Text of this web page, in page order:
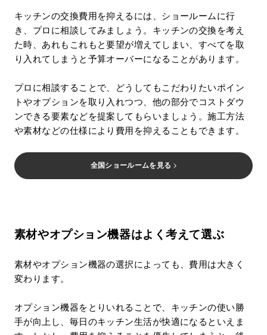
キッチンの交換費用を抑えるには、ショールームに行
き、プロに相談してみましょう。キッチンの交換を考え
た時、あれもこれもと要望が増えてしまい、すべてを取
り入れてしまうと予算オーバーになることがあります。
プロに相談することで、どうしてもこだわりたいポイン
トやオプションを取り入れつつ、他の部分でコストダウ
ンできる要素などを提案してもらいましょう。施工方法
や素材などの仕様により費用を抑えることもできます。
全国ショールームを見る
素材やオプション機器はよく考えて選ぶ
素材やオプション機器の選択によっても、費用は大きく
変わります。
オプション機器をとりいれることで、キッチンの使い勝
手が向上し、毎日のキッチン生活が快適になるといえま